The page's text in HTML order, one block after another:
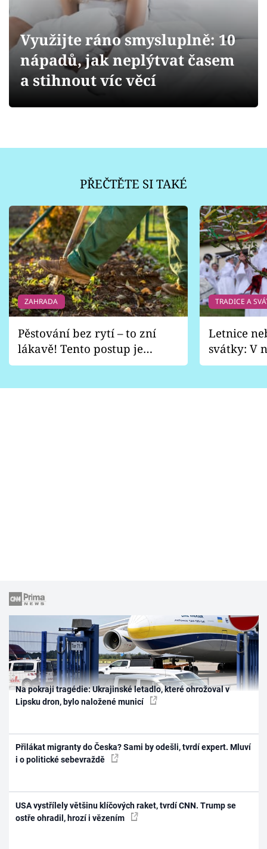
Přihlášení
Sledujte nás
Využijte ráno smysluplně: 10
nápadů, jak neplýtvat časem
a stihnout víc věcí
PŘEČTĚTE SI TAKÉ
ZAHRADA
Pěstování bez rytí – to zní
lákavě! Tento postup je
vhodný jen pro některé
TRADICE A
Letnice
svátky: V
pondělí
Na pokraji tragédie: Ukrajinské letadlo, které ohrožoval v
Lipsku dron, bylo naložené municí
Přilákat migranty do Česka? Sami by odešli, tvrdí expert. Mluví
i o politické sebevraždě
USA vystřílely většinu klíčových raket, tvrdí CNN. Trump se
ostře ohradil, hrozí i vězením